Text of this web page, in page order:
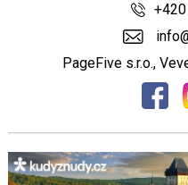
PageFive s.r.o.,